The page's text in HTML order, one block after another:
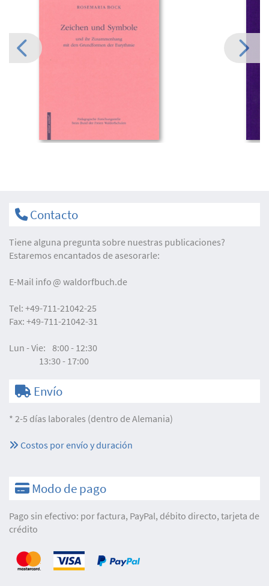
Contacto
Tiene alguna pregunta sobre nuestras publicaciones?
Estaremos encantados de asesorarle:
E-Mail info waldorfbuch.de
Tel: +49-711-21042-25
Fax: +49-711-21042-31
Lun - Vie: 8:00 - 12:30
13:30 - 17:00
Envío
* 2-5 días laborales (dentro de Alemania)
Costos por envío y duración
Modo de pago
Pago sin efectivo: por factura, PayPal, débito directo, tarjeta de
crédito